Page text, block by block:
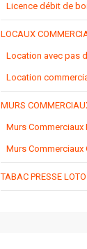
Licence débit de
LOCAUX
Location avec pas
Location
MURS
Murs Commerciaux
Murs Commerciaux
TABAC PRESSE